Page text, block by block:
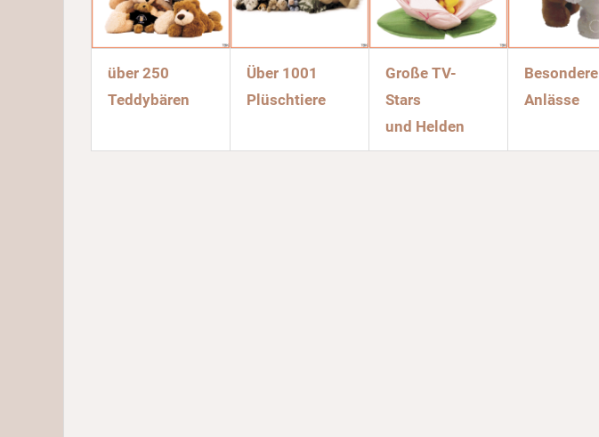
über 250
Teddybären
Über 1001
Plüschtiere
Große TV-
Stars
und Helden
Besondere
Anlässe